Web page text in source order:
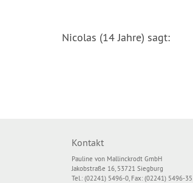
Nicolas (14 Jahre) sagt:
Kontakt
Pauline von Mallinckrodt GmbH
Jakobstraße 16, 53721 Siegburg
Tel.: (02241) 5496-0, Fax: (02241) 5496-35